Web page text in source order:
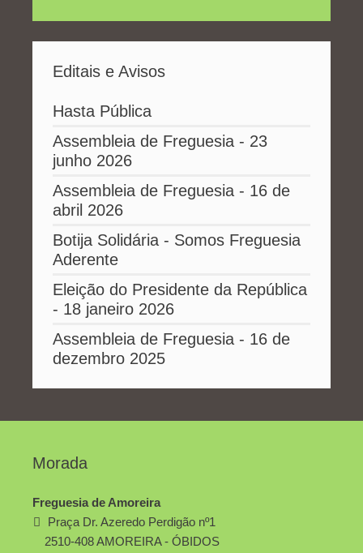
Editais e Avisos
Hasta Pública
Assembleia de Freguesia - 23
junho 2026
Assembleia de Freguesia - 16 de
abril 2026
Botija Solidária - Somos Freguesia
Aderente
Eleição do Presidente da República
- 18 janeiro 2026
Assembleia de Freguesia - 16 de
dezembro 2025
Morada
Freguesia de Amoreira
Praça Dr. Azeredo Perdigão nº1
2510-408 AMOREIRA - ÓBIDOS